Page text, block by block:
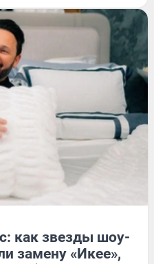
как звезды шоу-
замену «Икее»,